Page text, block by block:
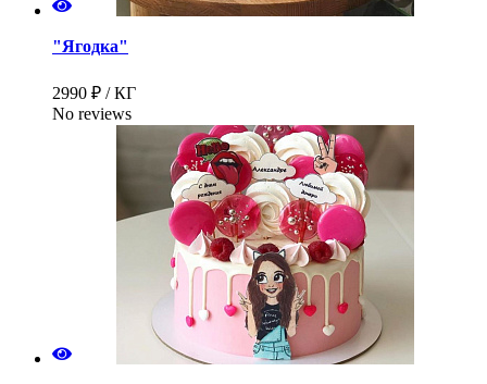
"Ягодка"
2990 ₽ / КГ
No reviews